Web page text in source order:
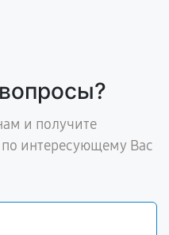
и получите
интересующему Вас